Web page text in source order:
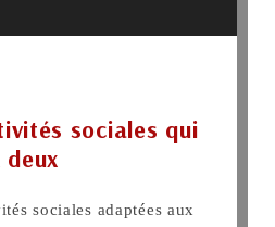
sociales qui
sociales adaptées aux